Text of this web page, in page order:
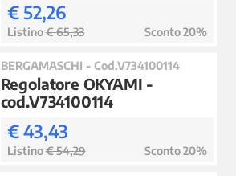
€ 52,26
Listino€ 65,33 Sconto 20%
BERGAMASCHI - Cod.V734100114
Regolatore OKYAMI -
cod.V734100114
€ 43,43
Listino€ 54,29 Sconto 20%